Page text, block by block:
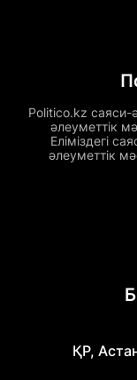
Politico.kz саяси-
әлеуметтік
Еліміздегі
әлеуметтік
ҚР,